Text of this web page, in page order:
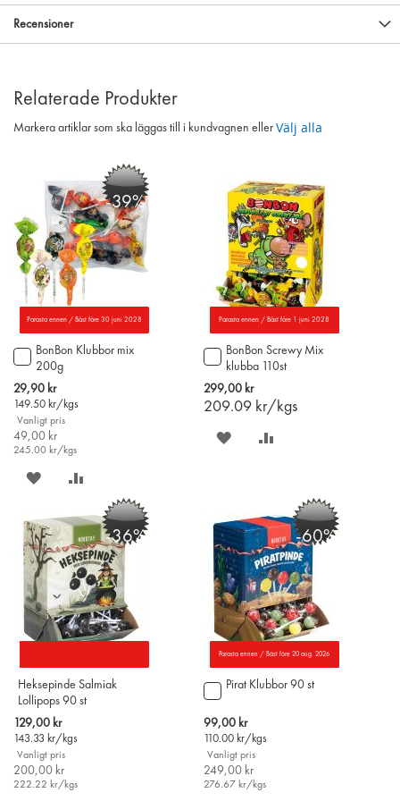
Recensioner
Relaterade Produkter
Markera artiklar som ska läggas till i kundvagnen eller Välj alla
-39%
Parasta ennen / Bäst före 30 juni 2028
BonBon Klubbor mix
200g
Special
Price
29,90 kr
149.50 kr/kgs
Vanligt pris
49,00 kr
245.00 kr/kgs
Lägg
till
i
varukorgen
SPARA
ÖNSKELISTAN
JÄMFÖR
Parasta ennen / Bäst före 1 juni 2028
BonBon Screwy Mix
klubba 110st
299,00 kr
209.09 kr/kgs
Lägg
till
i
varukorgen
SPARA
ÖNSKELISTAN
JÄMFÖR
-36%
Heksepinde Salmiak
Lollipops 90 st
Special
Price
129,00 kr
143.33 kr/kgs
Vanligt pris
200,00 kr
222.22 kr/kgs
-60%
Parasta ennen / Bäst före 20 aug. 2026
Pirat Klubbor 90 st
Special
Price
99,00 kr
110.00 kr/kgs
Vanligt pris
249,00 kr
276.67 kr/kgs
Lägg
i
varukorgen